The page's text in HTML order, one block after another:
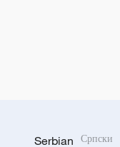
Serbian Српски